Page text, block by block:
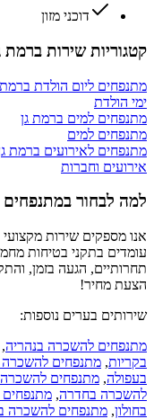
דוכני מזון
שירות ברמת גן
ליום הולדת ברמת גן
למיםברמת גן
למים
לאירועיםברמת גן
וחברות
במתנפחים
שירות מקצועי ואמין
בתקני בטיחות מחמירים,
הגעה בזמן, והתקנה
מחיר!
בערים נוספות:
להשכרה בנהריה,
,מתנפחים להשכרה ב
,מתנפחים להשכרה בחיפה
בחדרה,מתנפחים
,מתנפחים להשכרה ב